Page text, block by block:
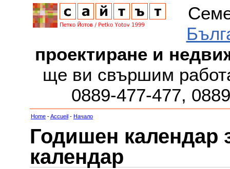
проектиране и
ще ви свършим
0889-477-477,
Home -Accueil - Начало
Годишен календар
календар